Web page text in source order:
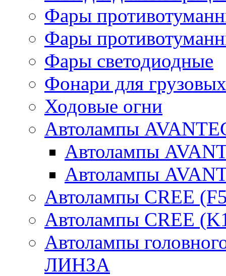
Фары
Фары
Фары светодиодные
Фонари для
Ходовые огни
Автолампы
Автолампы
Автолампы
Автолампы CREE
Автолампы CREE
Автолампы
ЛИНЗА